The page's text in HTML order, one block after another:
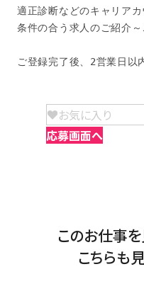
適正診断などのキャリアカ
条件の合う求人のご紹介
ご登録完了後、2営業日以
お気に入り
応募画面へ
このお仕事
こちらも